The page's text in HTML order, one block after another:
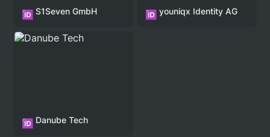
🆔 S1Seven GmbH 🆔 youniqx Identity AG
Danube Tech
🆔 Danube Tech